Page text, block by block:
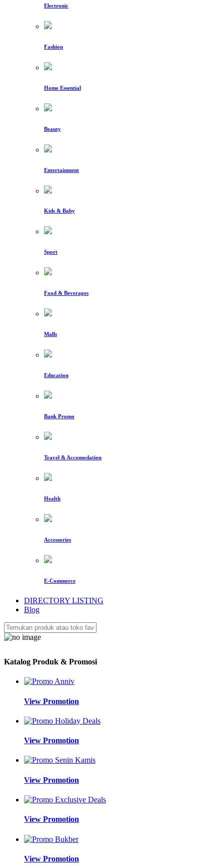
Electronic
Fashion
Home Essential
Beauty
Entertainment
Kids & Baby
Sport
Food & Beverages
Malls
Education
Bank Promo
Travel & Accomodation
Health
Accessories
E-Commerce
DIRECTORY LISTING
Blog
Katalog Produk & Promosi
View Promotion
View Promotion
View Promotion
View Promotion
View Promotion